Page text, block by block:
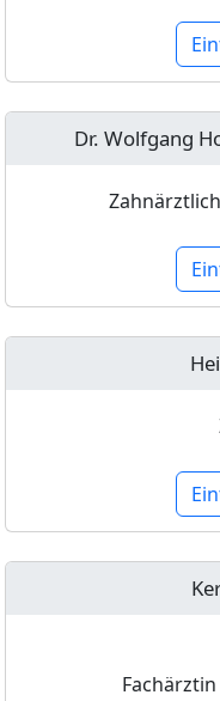
Dr. Wolfgang